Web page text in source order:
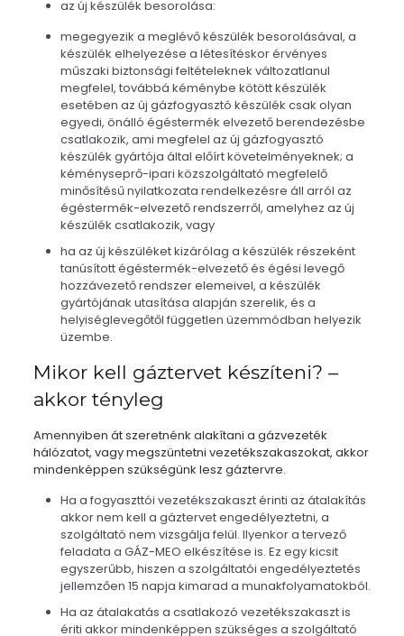
az új készülék besorolása:
megegyezik a meglévő készülék besorolásával, a
készülék elhelyezése a létesítéskor érvényes
műszaki biztonsági feltételeknek változatlanul
megfelel, továbbá kéménybe kötött készülék
esetében az új gázfogyasztó készülék csak olyan
egyedi, önálló égéstermék elvezető berendezésbe
csatlakozik, ami megfelel az új gázfogyasztó
készülék gyártója által előírt követelményeknek; a
kéményseprő-ipari közszolgáltató megfelelő
minősítésű nyilatkozata rendelkezésre áll arról az
égéstermék-elvezető rendszerről, amelyhez az új
készülék csatlakozik, vagy
ha az új készüléket kizárólag a készülék részeként
tanúsított égéstermék-elvezető és égési levegő
hozzávezető rendszer elemeivel, a készülék
gyártójának utasítása alapján szerelik, és a
helyiséglevegőtől független üzemmódban helyezik
üzembe.
Mikor kell gáztervet készíteni? –
akkor tényleg
Amennyiben át szeretnénk alakítani a gázvezeték
hálózatot, vagy megszüntetni vezetékszakaszokat, akkor
mindenképpen szükségünk lesz gáztervre.
Ha a fogyaszttói vezetékszakaszt érinti az átalakítás
akkor nem kell a gáztervet engedélyeztetni, a
szolgáltató nem vizsgálja felül. Ilyenkor a tervező
feladata a GÁZ-MEO elkészítése is. Ez egy kicsit
egyszerűbb, hiszen a szolgáltatói engedélyeztetés
jellemzően 15 napja kimarad a munakfolyamatokból.
Ha az átalakatás a csatlakozó vezetékszakaszt is
ériti akkor mindenképpen szükséges a szolgáltató